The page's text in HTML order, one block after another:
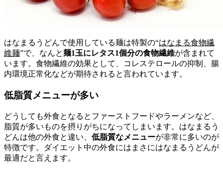
はなまるうどんで使用している麺は特製の“はなまる食物繊
維麺”で、なんと麺1玉にレタス1個分の食物繊維が含まれて
います。食物繊維の効果として、コレステロールの抑制、腸
内環境正常化などが期待されると言われています。
低脂質メニューが多い
どうしても外食となるとファーストフードやラーメンなど、
脂質が多いものを摂りがちになってしまいます。はなまるう
どんは他の外食と違い、 低脂質なメニューが非常に多いのが
特徴です。ダイエット中の外食にはまさにはなまるうどんが
最適だと言えます。